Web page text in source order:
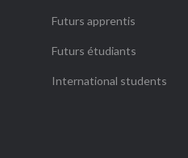
Futurs apprentis
Futurs étudiants
International students